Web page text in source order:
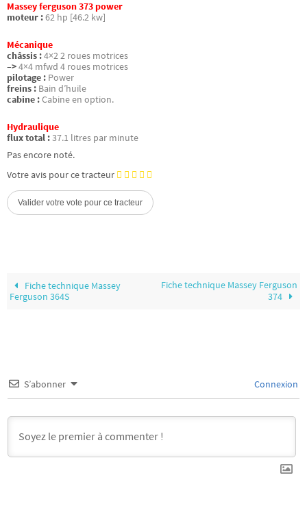
Massey ferguson 373 power
moteur :62 hp [46.2 kw]
Mécanique
châssis :4×2 2 roues motrices
–>4×4 mfwd 4 roues motrices
pilotage : Power
freins : Bain d’huile
cabine :Cabine en option.
Hydraulique
flux total :37.1 litres par minute
Pas encore noté.
Votre avis pour ce tracteur
Fiche technique Massey
Ferguson 364S
Fiche technique Massey Ferguson
374
S’abonner Connexion